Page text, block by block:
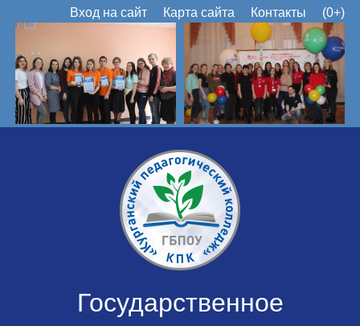
Вход на сайт Карта сайта Контакты (0+)
Государственное